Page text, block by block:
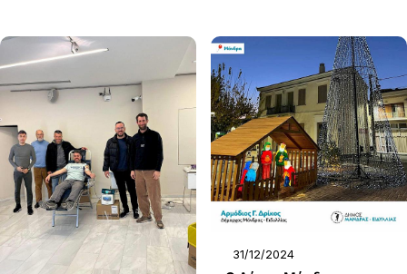
31/12/2024